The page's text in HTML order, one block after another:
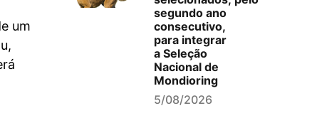
um
segundo ano
consecutivo,
para integrar
a Seleção
Nacional de
Mondioring
5/08/2026